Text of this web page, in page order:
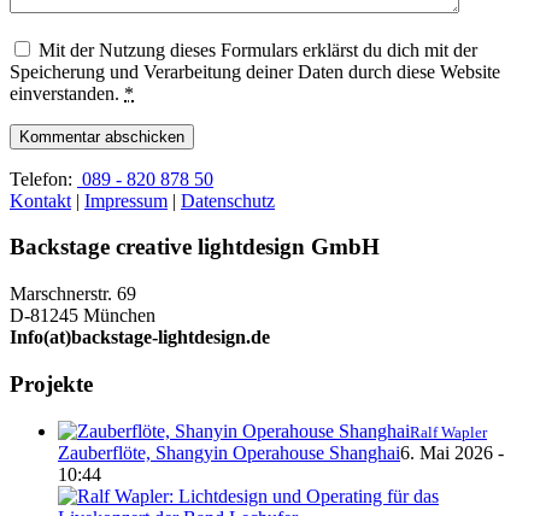
Mit der Nutzung dieses Formulars erklärst du dich mit der
Speicherung und Verarbeitung deiner Daten durch diese Website
einverstanden. *
Telefon: 089 - 820 878 50
Kontakt | Impressum | Datenschutz
Backstage creative lightdesign GmbH
Marschnerstr. 69
D-81245 München
Info(at)backstage-lightdesign.de
Projekte
Ralf Wapler
Zauberflöte, Shangyin Operahouse Shanghai6. Mai 2026 -
10:44